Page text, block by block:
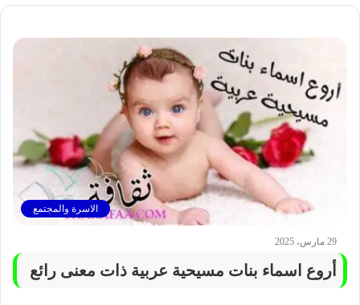
الاسرة والمجتمع
29 مارس، 2025
أروع اسماء بنات مسيحية عربية ذات معنى رائع